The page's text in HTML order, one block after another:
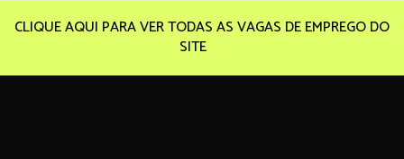
CLIQUE AQUI PARA VER TODAS AS VAGAS DE EMPREGO DO
SITE